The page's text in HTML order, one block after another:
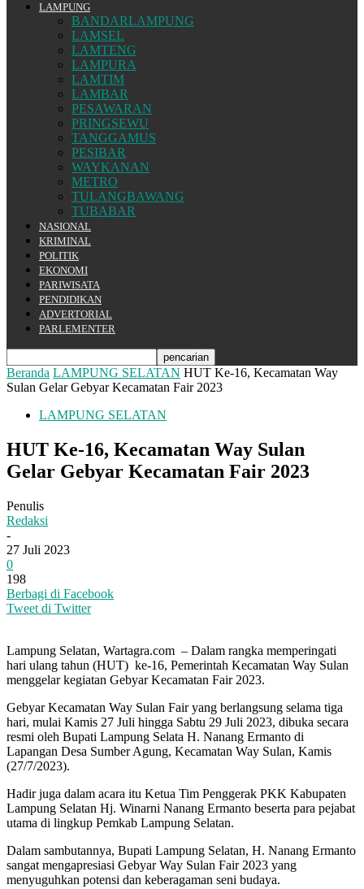
LAMPUNG
BANDARLAMPUNG
LAMSEL
LAMTENG
LAMPURA
LAMTIM
LAMBAR
PESAWARAN
PRINGSEWU
TANGGAMUS
PESIBAR
WAYKANAN
METRO
TULANGBAWANG
TUBABAR
NASIONAL
KRIMINAL
POLITIK
EKONOMI
PARIWISATA
PENDIDIKAN
ADVERTORIAL
PARLEMENTER
Beranda LAMPUNG SELATAN HUT Ke-16, Kecamatan Way
Sulan Gelar Gebyar Kecamatan Fair 2023
LAMPUNG SELATAN
HUT Ke-16, Kecamatan Way Sulan
Gelar Gebyar Kecamatan Fair 2023
Penulis
Redaksi
-
27 Juli 2023
0
198
Berbagi di Facebook
Tweet di Twitter
Lampung Selatan, Wartagra.com – Dalam rangka memperingati
hari ulang tahun (HUT) ke-16, Pemerintah Kecamatan Way Sulan
menggelar kegiatan Gebyar Kecamatan Fair 2023.
Gebyar Kecamatan Way Sulan Fair yang berlangsung selama tiga
hari, mulai Kamis 27 Juli hingga Sabtu 29 Juli 2023, dibuka secara
resmi oleh Bupati Lampung Selata H. Nanang Ermanto di
Lapangan Desa Sumber Agung, Kecamatan Way Sulan, Kamis
(27/7/2023).
Hadir juga dalam acara itu Ketua Tim Penggerak PKK Kabupaten
Lampung Selatan Hj. Winarni Nanang Ermanto beserta para pejabat
utama di lingkup Pemkab Lampung Selatan.
Dalam sambutannya, Bupati Lampung Selatan, H. Nanang Ermanto
sangat mengapresiasi Gebyar Way Sulan Fair 2023 yang
menyuguhkan potensi dan keberagaman seni budaya.